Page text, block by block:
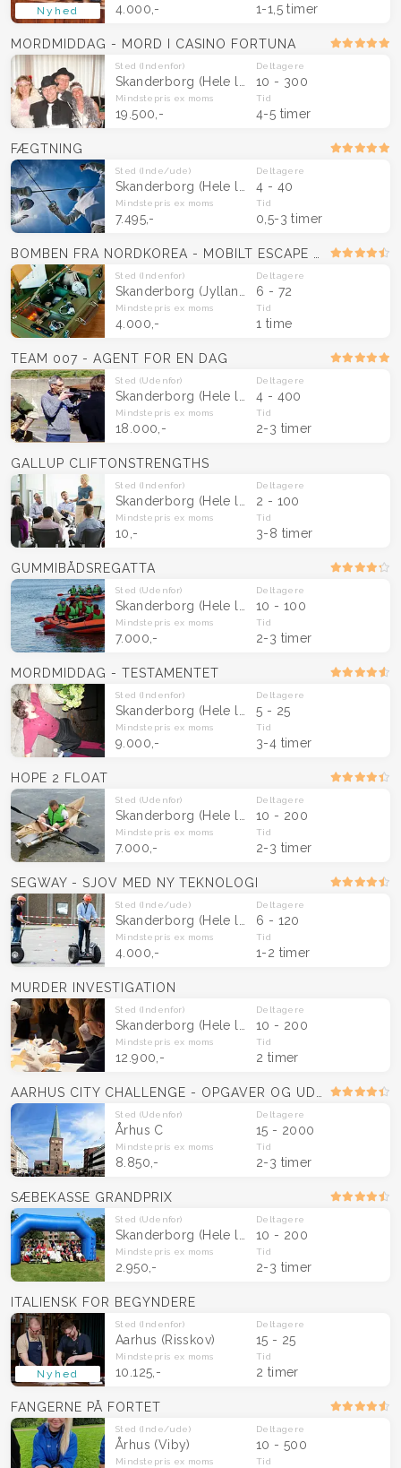
Nyhed 4.000,- 1-1,5 timer
MORDMIDDAG - MORD I CASINO FORTUNA
Sted (Indenfor)
Skanderborg (Hele landet)
Deltagere
10 - 300
Mindstepris ex moms
19.500,-
Tid
4-5 timer
FÆGTNING
Sted (Inde/ude)
Skanderborg (Hele landet)
Deltagere
4 - 40
Mindstepris ex moms
7.495,-
Tid
0,5-3 timer
Sted (Indenfor)
Skanderborg (Jylland & Fyn)
Deltagere
6 - 72
Mindstepris ex moms
4.000,-
Tid
1 time
TEAM 007 - AGENT FOR EN DAG
Sted (Udenfor)
Skanderborg (Hele landet)
Deltagere
4 - 400
Mindstepris ex moms
18.000,-
Tid
2-3 timer
GALLUP CLIFTONSTRENGTHS
Sted (Indenfor)
Skanderborg (Hele landet)
Deltagere
2 - 100
Mindstepris ex moms
10,-
Tid
3-8 timer
GUMMIBÅDSREGATTA
Sted (Udenfor)
Skanderborg (Hele landet)
Deltagere
10 - 100
Mindstepris ex moms
7.000,-
Tid
2-3 timer
MORDMIDDAG - TESTAMENTET
Sted (Indenfor)
Skanderborg (Hele landet)
Deltagere
5 - 25
Mindstepris ex moms
9.000,-
Tid
3-4 timer
HOPE 2 FLOAT
Sted (Udenfor)
Skanderborg (Hele landet)
Deltagere
10 - 200
Mindstepris ex moms
7.000,-
Tid
2-3 timer
SEGWAY - SJOV MED NY TEKNOLOGI
Sted (Inde/ude)
Skanderborg (Hele landet)
Deltagere
6 - 120
Mindstepris ex moms
4.000,-
Tid
1-2 timer
MURDER INVESTIGATION
Sted (Indenfor)
Skanderborg (Hele landet)
Deltagere
10 - 200
Mindstepris ex moms
12.900,-
Tid
2 timer
Sted (Udenfor)
Århus C
Deltagere
15 - 2000
Mindstepris ex moms
8.850,-
Tid
2-3 timer
SÆBEKASSE GRANDPRIX
Sted (Udenfor)
Skanderborg (Hele landet)
Deltagere
10 - 200
Mindstepris ex moms
2.950,-
Tid
2-3 timer
Nyhed
ITALIENSK FOR BEGYNDERE
Sted (Indenfor)
Aarhus (Risskov)
Deltagere
15 - 25
Mindstepris ex moms
10.125,-
Tid
2 timer
FANGERNE PÅ FORTET
Sted (Inde/ude)
Århus (Viby)
Deltagere
10 - 500
Mindstepris ex moms Tid